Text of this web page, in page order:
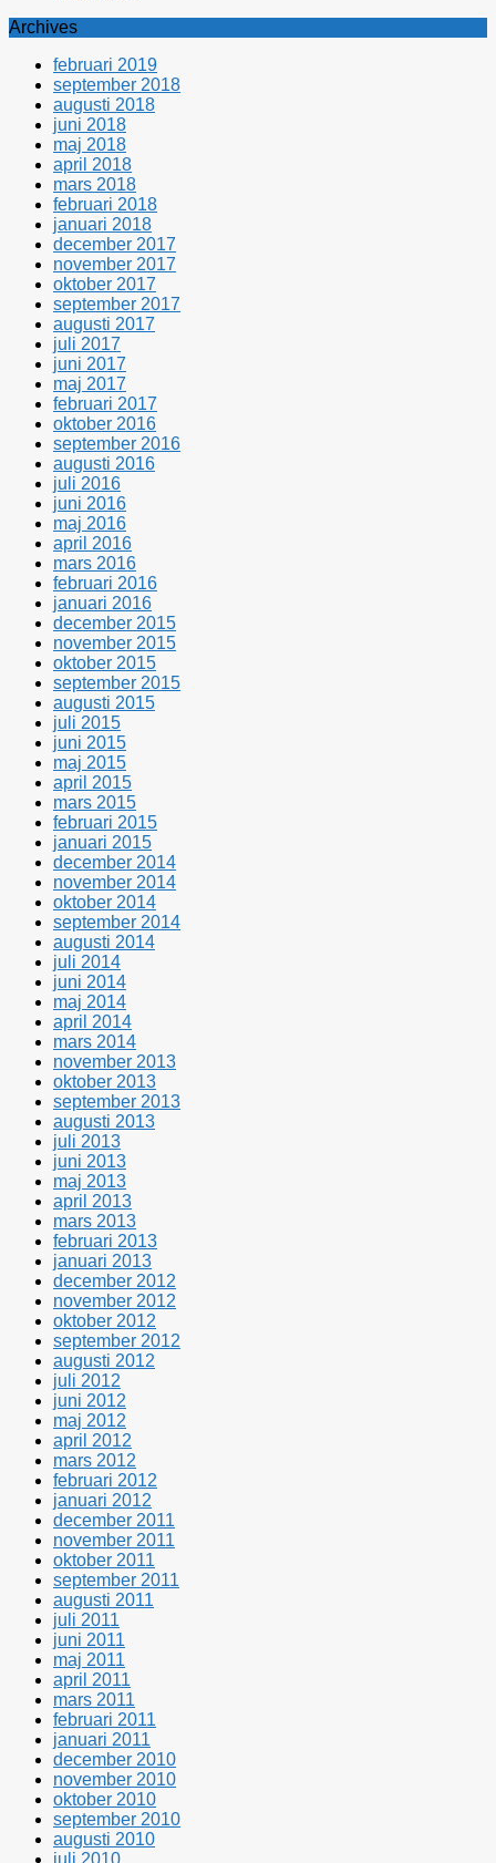
Archives
februari 2019
september 2018
augusti 2018
juni 2018
maj 2018
april 2018
mars 2018
februari 2018
januari 2018
december 2017
november 2017
oktober 2017
september 2017
augusti 2017
juli 2017
juni 2017
maj 2017
februari 2017
oktober 2016
september 2016
augusti 2016
juli 2016
juni 2016
maj 2016
april 2016
mars 2016
februari 2016
januari 2016
december 2015
november 2015
oktober 2015
september 2015
augusti 2015
juli 2015
juni 2015
maj 2015
april 2015
mars 2015
februari 2015
januari 2015
december 2014
november 2014
oktober 2014
september 2014
augusti 2014
juli 2014
juni 2014
maj 2014
april 2014
mars 2014
november 2013
oktober 2013
september 2013
augusti 2013
juli 2013
juni 2013
maj 2013
april 2013
mars 2013
februari 2013
januari 2013
december 2012
november 2012
oktober 2012
september 2012
augusti 2012
juli 2012
juni 2012
maj 2012
april 2012
mars 2012
februari 2012
januari 2012
december 2011
november 2011
oktober 2011
september 2011
augusti 2011
juli 2011
juni 2011
maj 2011
april 2011
mars 2011
februari 2011
januari 2011
december 2010
november 2010
oktober 2010
september 2010
augusti 2010
juli 2010